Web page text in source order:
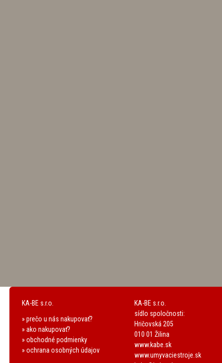
KA-BE s.r.o.
» prečo u nás nakupovať?
» ako nakupovať?
» obchodné podmienky
» ochrana osobných údajov
KA-BE s.r.o.
sídlo spoločnosti:
Hričovská 205
010 01 Žilina
www.kabe.sk
www.umyvaciestroje.sk